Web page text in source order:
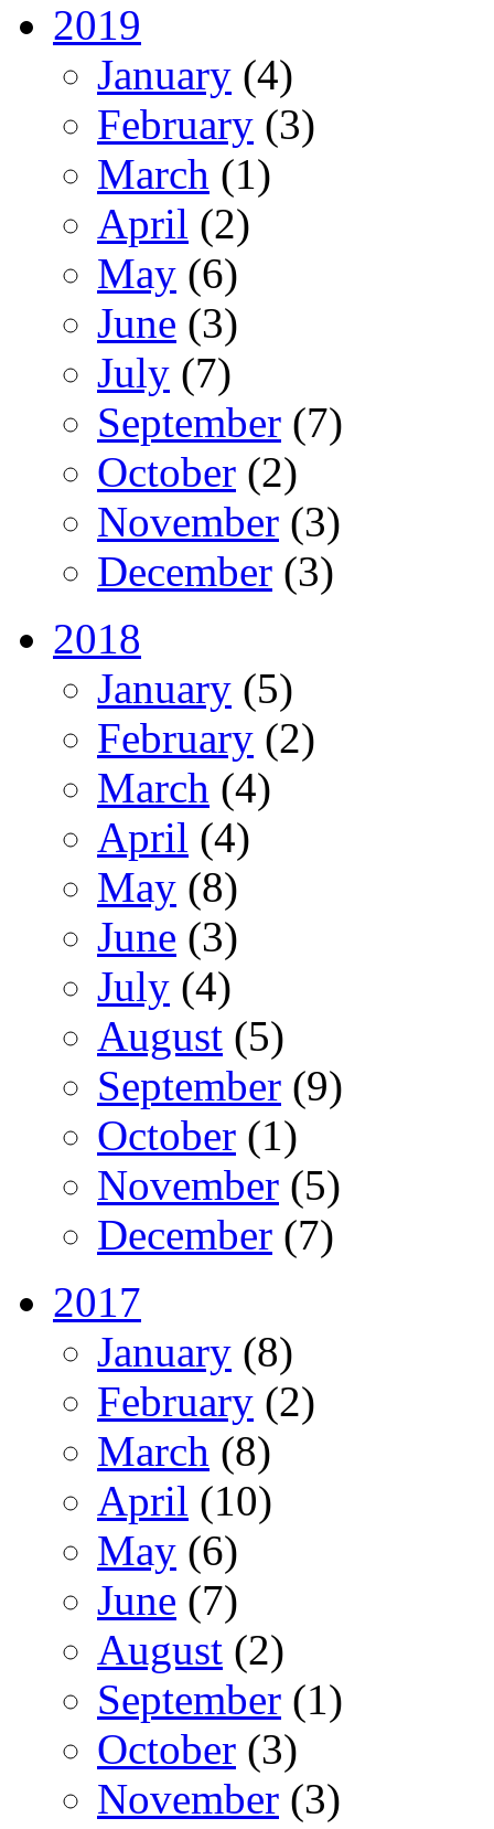
2019
January (4)
February (3)
March (1)
April (2)
May (6)
June (3)
July (7)
September (7)
October (2)
November (3)
December (3)
2018
January (5)
February (2)
March (4)
April (4)
May (8)
June (3)
July (4)
August (5)
September (9)
October (1)
November (5)
December (7)
2017
January (8)
February (2)
March (8)
April (10)
May (6)
June (7)
August (2)
September (1)
October (3)
November (3)